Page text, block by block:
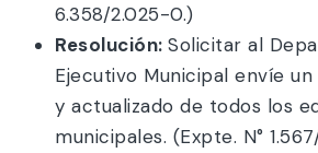
6.358/2.025-0.)
Resolución: Solicitar al
Ejecutivo Municipal envíe
y actualizado de todos los
municipales. (Expte. N°